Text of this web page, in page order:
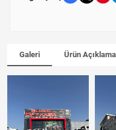
Galeri Ürün